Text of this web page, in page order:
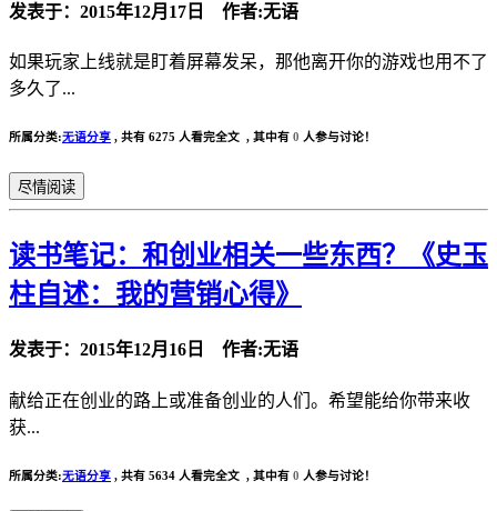
发表于：2015年12月17日 作者:无语
如果玩家上线就是盯着屏幕发呆，那他离开你的游戏也用不了
多久了...
所属分类:无语分享 , 共有 6275 人看完全文 , 其中有 0 人参与讨论！
尽情阅读
读书笔记：和创业相关一些东西？《史玉
柱自述：我的营销心得》
发表于：2015年12月16日 作者:无语
献给正在创业的路上或准备创业的人们。希望能给你带来收
获...
所属分类:无语分享 , 共有 5634 人看完全文 , 其中有 0 人参与讨论！